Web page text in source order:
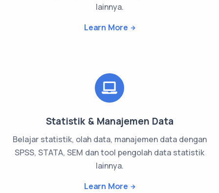
lainnya.
Learn More
Statistik & Manajemen Data
Belajar statistik, olah data, manajemen data dengan
SPSS, STATA, SEM dan tool pengolah data statistik
lainnya.
Learn More